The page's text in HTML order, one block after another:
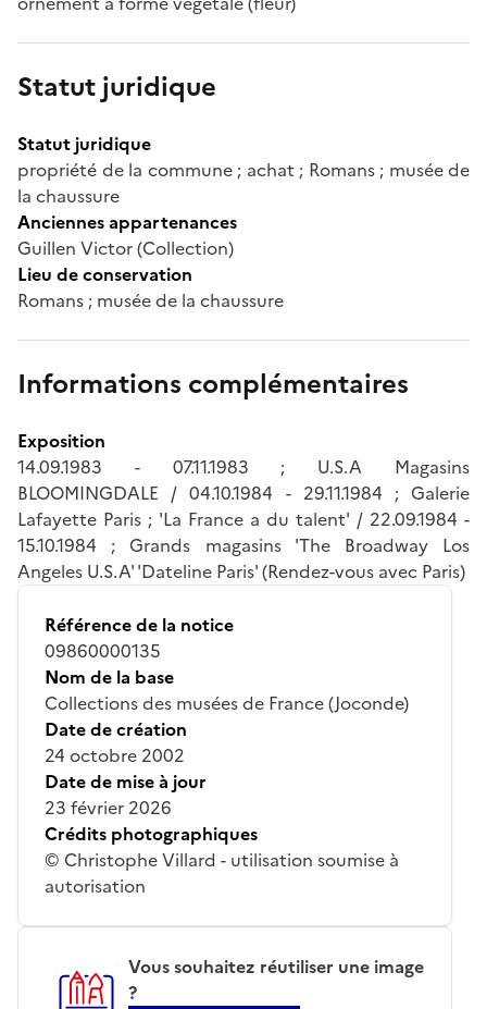
Statut juridique
Statut juridique
propriété de la commune ; achat ; Romans ; musée de
la chaussure
Anciennes appartenances
Guillen Victor (Collection)
Lieu de conservation
Romans ; musée de la chaussure
Informations complémentaires
Exposition
14.09.1983 - 07.11.1983 ; U.S.A Magasins
BLOOMINGDALE / 04.10.1984 - 29.11.1984 ; Galerie
Lafayette Paris ; 'La France a du talent' / 22.09.1984 -
15.10.1984 ; Grands magasins 'The Broadway Los
Angeles U.S.A' 'Dateline Paris' (Rendez-vous avec Paris)
Référence de la notice
09860000135
Nom de la base
Collections des musées de France (Joconde)
Date de création
24 octobre 2002
Date de mise à jour
23 février 2026
Crédits photographiques
© Christophe Villard - utilisation soumise à
autorisation
Vous souhaitez réutiliser une image
?